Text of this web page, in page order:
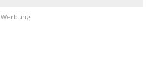
Werbung